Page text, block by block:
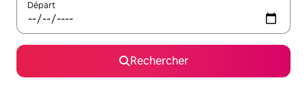
Départ
Rechercher